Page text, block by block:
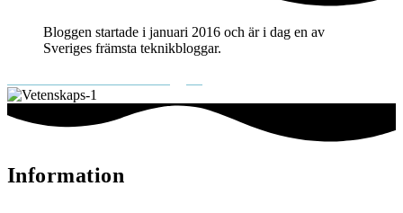
Bloggen startade i januari 2016 och är i dag en av
Sveriges främsta teknikbloggar.
Information